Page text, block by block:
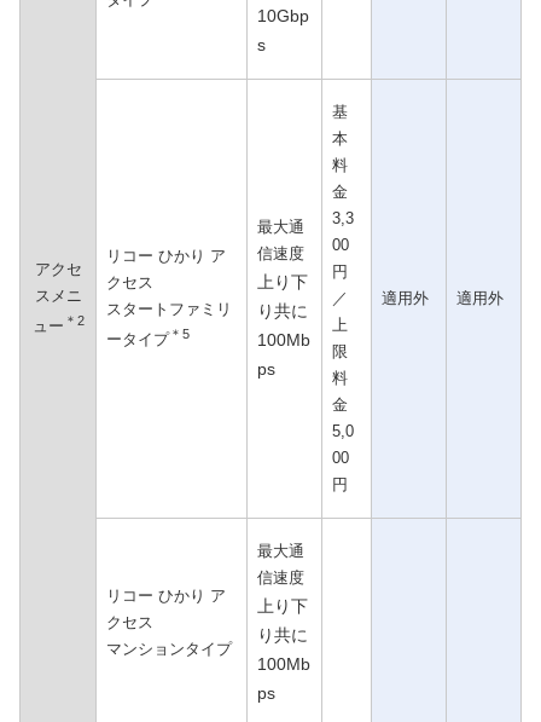
アクセ
スメニ
ュー ＊2
10Gbp
s
リコー ひかり ア
クセス
スタートファミリ
ータイプ＊5
最大通
信速度
上り下
り共に
100Mb
ps
基
本
料
金
3,3
00
円
／
上
限
料
金
5,0
00
円
適用外 適用外
リコー ひかり ア
クセス
マンションタイプ
最大通
信速度
上り下
り共に
100Mb
ps